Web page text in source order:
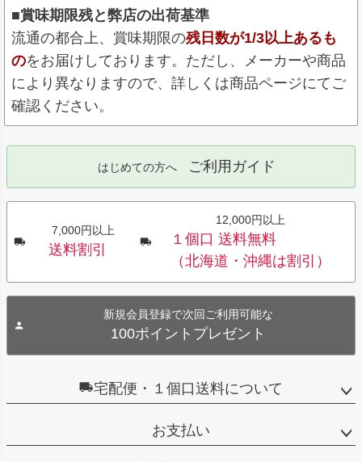
■賞味期限残と弊店の出荷基準
流通の都合上、賞味期限の残日数が1/3以上あるも
のをお届けしております。ただし、メーカーや商品
により異なりますので、詳しくは商品ページにてご
確認ください。
はじめての方へ ご利用ガイド
7,000円以上
送料割引
12,000円以上
１個口 送料無料
（北海道・沖縄は割引）
新規会員登録で次回ご利用可能な
100ポイントプレゼント
宅配便・１個口送料について
お支払い